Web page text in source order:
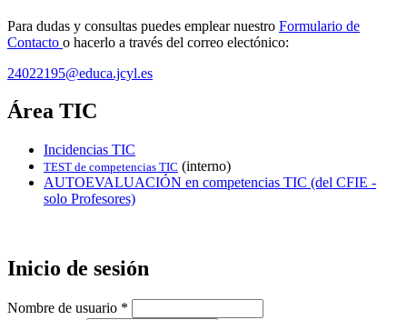
Para dudas y consultas puedes emplear nuestro Formulario de
Contacto o hacerlo a través del correo electónico:
24022195@educa.jcyl.es
Área TIC
Incidencias TIC
TEST de competencias TIC (interno)
AUTOEVALUACIÓN en competencias TIC (del CFIE -
solo Profesores)
Inicio de sesión
Nombre de usuario *